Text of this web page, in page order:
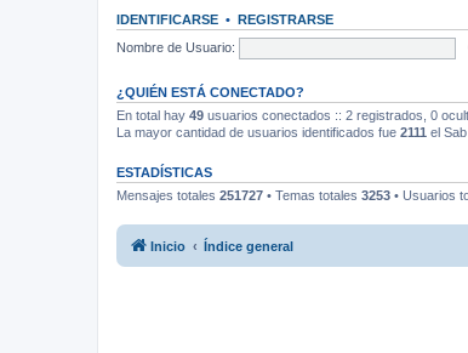
IDENTIFICARSE • REGISTRARSE
Nombre de Usuario:
¿QUIÉN ESTÁ CONECTADO?
En total hay 49 usuarios conectados :: 2 registrados, 0
La mayor cantidad de usuarios identificados fue 2111 el
ESTADÍSTICAS
Mensajes totales 251727 • Temas totales 3253 • Usuarios
Inicio Índice general